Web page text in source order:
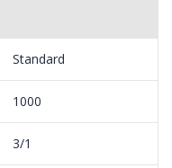
Standard
1000
3/1